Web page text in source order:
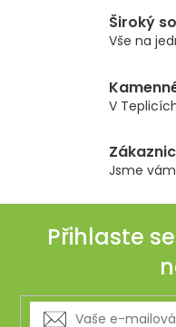
Široký
Vše na
V
Jsme
Přihlaste